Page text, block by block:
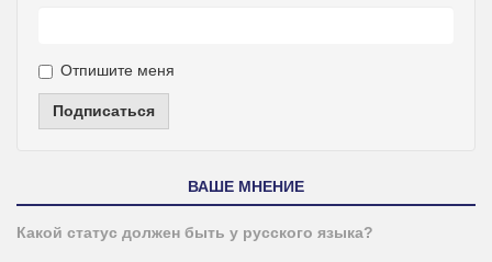
Отпишите меня
Подписаться
ВАШЕ МНЕНИЕ
Какой статус должен быть у русского языка?